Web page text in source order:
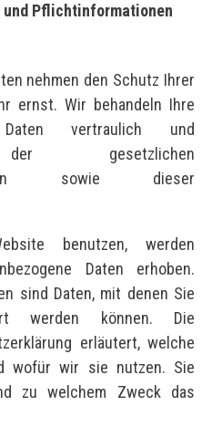
Pflichtinformationen
nehmen den Schutz Ihrer
ernst. Wir behandeln Ihre
Daten vertraulich und
gesetzlichen
sowie dieser
benutzen, werden
Daten erhoben.
sind Daten, mit denen Sie
werden können. Die
erläutert, welche
wofür wir sie nutzen. Sie
zu welchem Zweck das